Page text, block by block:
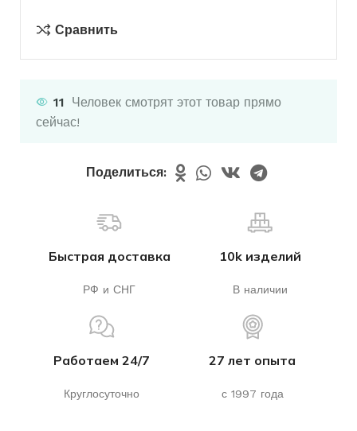
Сравнить
11 Человек смотрят этот товар прямо
сейчас!
Поделиться:
Быстрая доставка
РФ и СНГ
10k изделий
В наличии
Работаем 24/7
Круглосуточно
27 лет опыта
с 1997 года